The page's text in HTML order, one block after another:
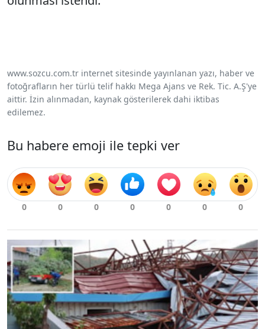
www.sozcu.com.tr internet sitesinde yayınlanan yazı, haber ve
fotoğrafların her türlü telif hakkı Mega Ajans ve Rek. Tic. A.Ş'ye
aittir. İzin alınmadan, kaynak gösterilerek dahi iktibas
edilemez.
Bu habere emoji ile tepki ver